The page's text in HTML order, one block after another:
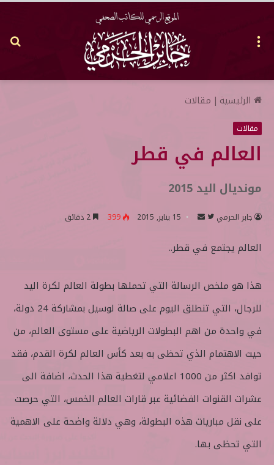
الرئيسية | مقالات
مقالات
العالم في قطر
مونديال اليد 2015
جابر الحرمي
ت
ب
ل
ى
و
ي
س
ر
ي
ا
إ
ك
ت
و
15 يناير, 2015 399
العالم يجتمع في قطر..
هذا هو ملخص الرسالة التي تحملها بطولة العالم لكرة اليد
للرجال، التي تنطلق اليوم على صالة لوسيل بمشاركة 24 دولة،
في واحدة من اهم البطولات الرياضية على مستوى العالم، من
حيث الاهتمام الذي تحظى به بعد كأس العالم لكرة القدم، فقد
توافد اكثر من 1000 اعلامي لتغطية هذا الحدث، اضافة الى
عشرات القنوات الفضائية عبر قارات العالم الخمس، التي حرصت
على نقل مباريات هذه البطولة، وهي دلالة واضحة على الاهمية
التي تحظى بها.